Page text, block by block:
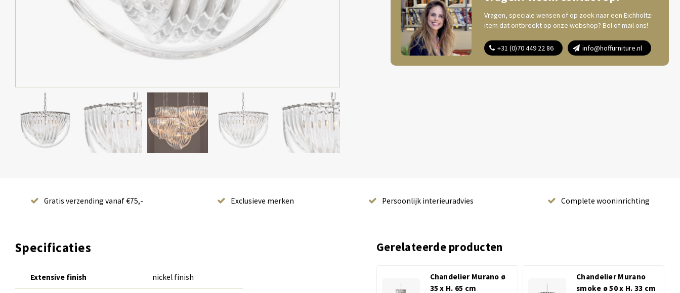
Vragen, speciale wensen of op zoek naar een Eichholtz-
item dat ontbreekt op onze webshop? Bel of mail ons!
+31 (0)70 449 22 86 info@hoffurniture.nl
Gratis verzending vanaf €75,- Exclusieve merken Persoonlijk interieuradvies Complete wooninrichting
Specificaties
Extensive finish nickel finish
Gerelateerde producten
Chandelier Murano ø
35 x H. 65 cm
Chandelier Murano
smoke ø 50 x H. 33 cm